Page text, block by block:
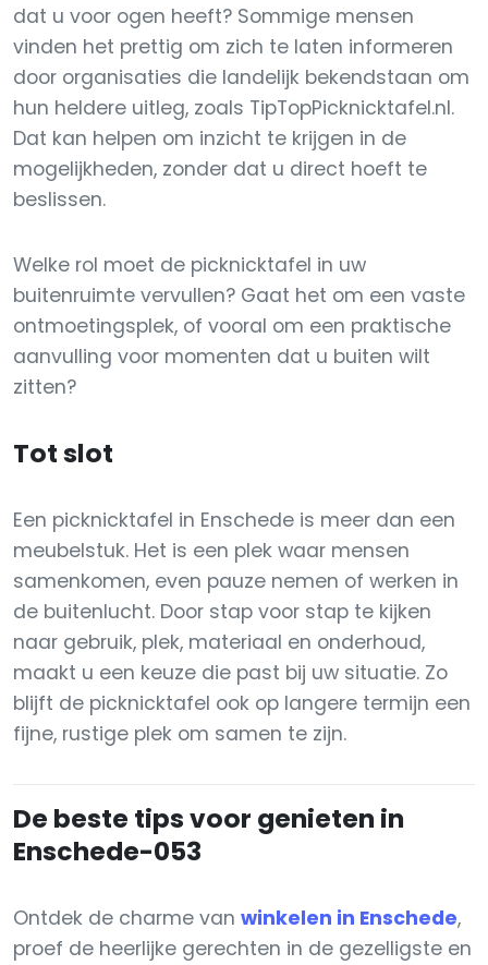
dat u voor ogen heeft? Sommige mensen
vinden het prettig om zich te laten informeren
door organisaties die landelijk bekendstaan om
hun heldere uitleg, zoals TipTopPicknicktafel.nl.
Dat kan helpen om inzicht te krijgen in de
mogelijkheden, zonder dat u direct hoeft te
beslissen.
Welke rol moet de picknicktafel in uw
buitenruimte vervullen? Gaat het om een vaste
ontmoetingsplek, of vooral om een praktische
aanvulling voor momenten dat u buiten wilt
zitten?
Tot slot
Een picknicktafel in Enschede is meer dan een
meubelstuk. Het is een plek waar mensen
samenkomen, even pauze nemen of werken in
de buitenlucht. Door stap voor stap te kijken
naar gebruik, plek, materiaal en onderhoud,
maakt u een keuze die past bij uw situatie. Zo
blijft de picknicktafel ook op langere termijn een
fijne, rustige plek om samen te zijn.
De beste tips voor genieten in
Enschede-053
Ontdek de charme van winkelen in Enschede,
proef de heerlijke gerechten in de gezelligste en